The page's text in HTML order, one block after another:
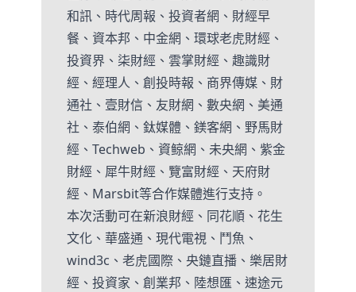
和訊、時代周報、投資者網、財經早
餐、資本邦、中金網、環球老虎財經、
投資界、柒財經、雲掌財經、趣識財
經、經理人、創投時報、商界傳媒、財
通社、壹財信、友財網、數央網、美通
社、泰伯網、鈦媒體、鎂客網、野馬財
經、Techweb、資鲸網、未央網、紫金
財經、犀牛財經、覽富財經、天府財
經、Marsbit等合作媒體進行支持。
本次活動可在新浪財經、同花順、花生
文化、華盛通、現代電視、鬥魚、
wind3c、老虎國際、央鏈直播、樂居財
經、投資家、創業邦、陸想匯、速途元